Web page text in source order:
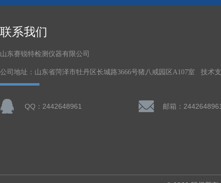
联系我们
山东赛锐特检测仪器有限公司
公司地址：山东省菏泽市牡丹区长城路3666号猪八戒园区A107室 技术
QQ：2442648961 邮箱：